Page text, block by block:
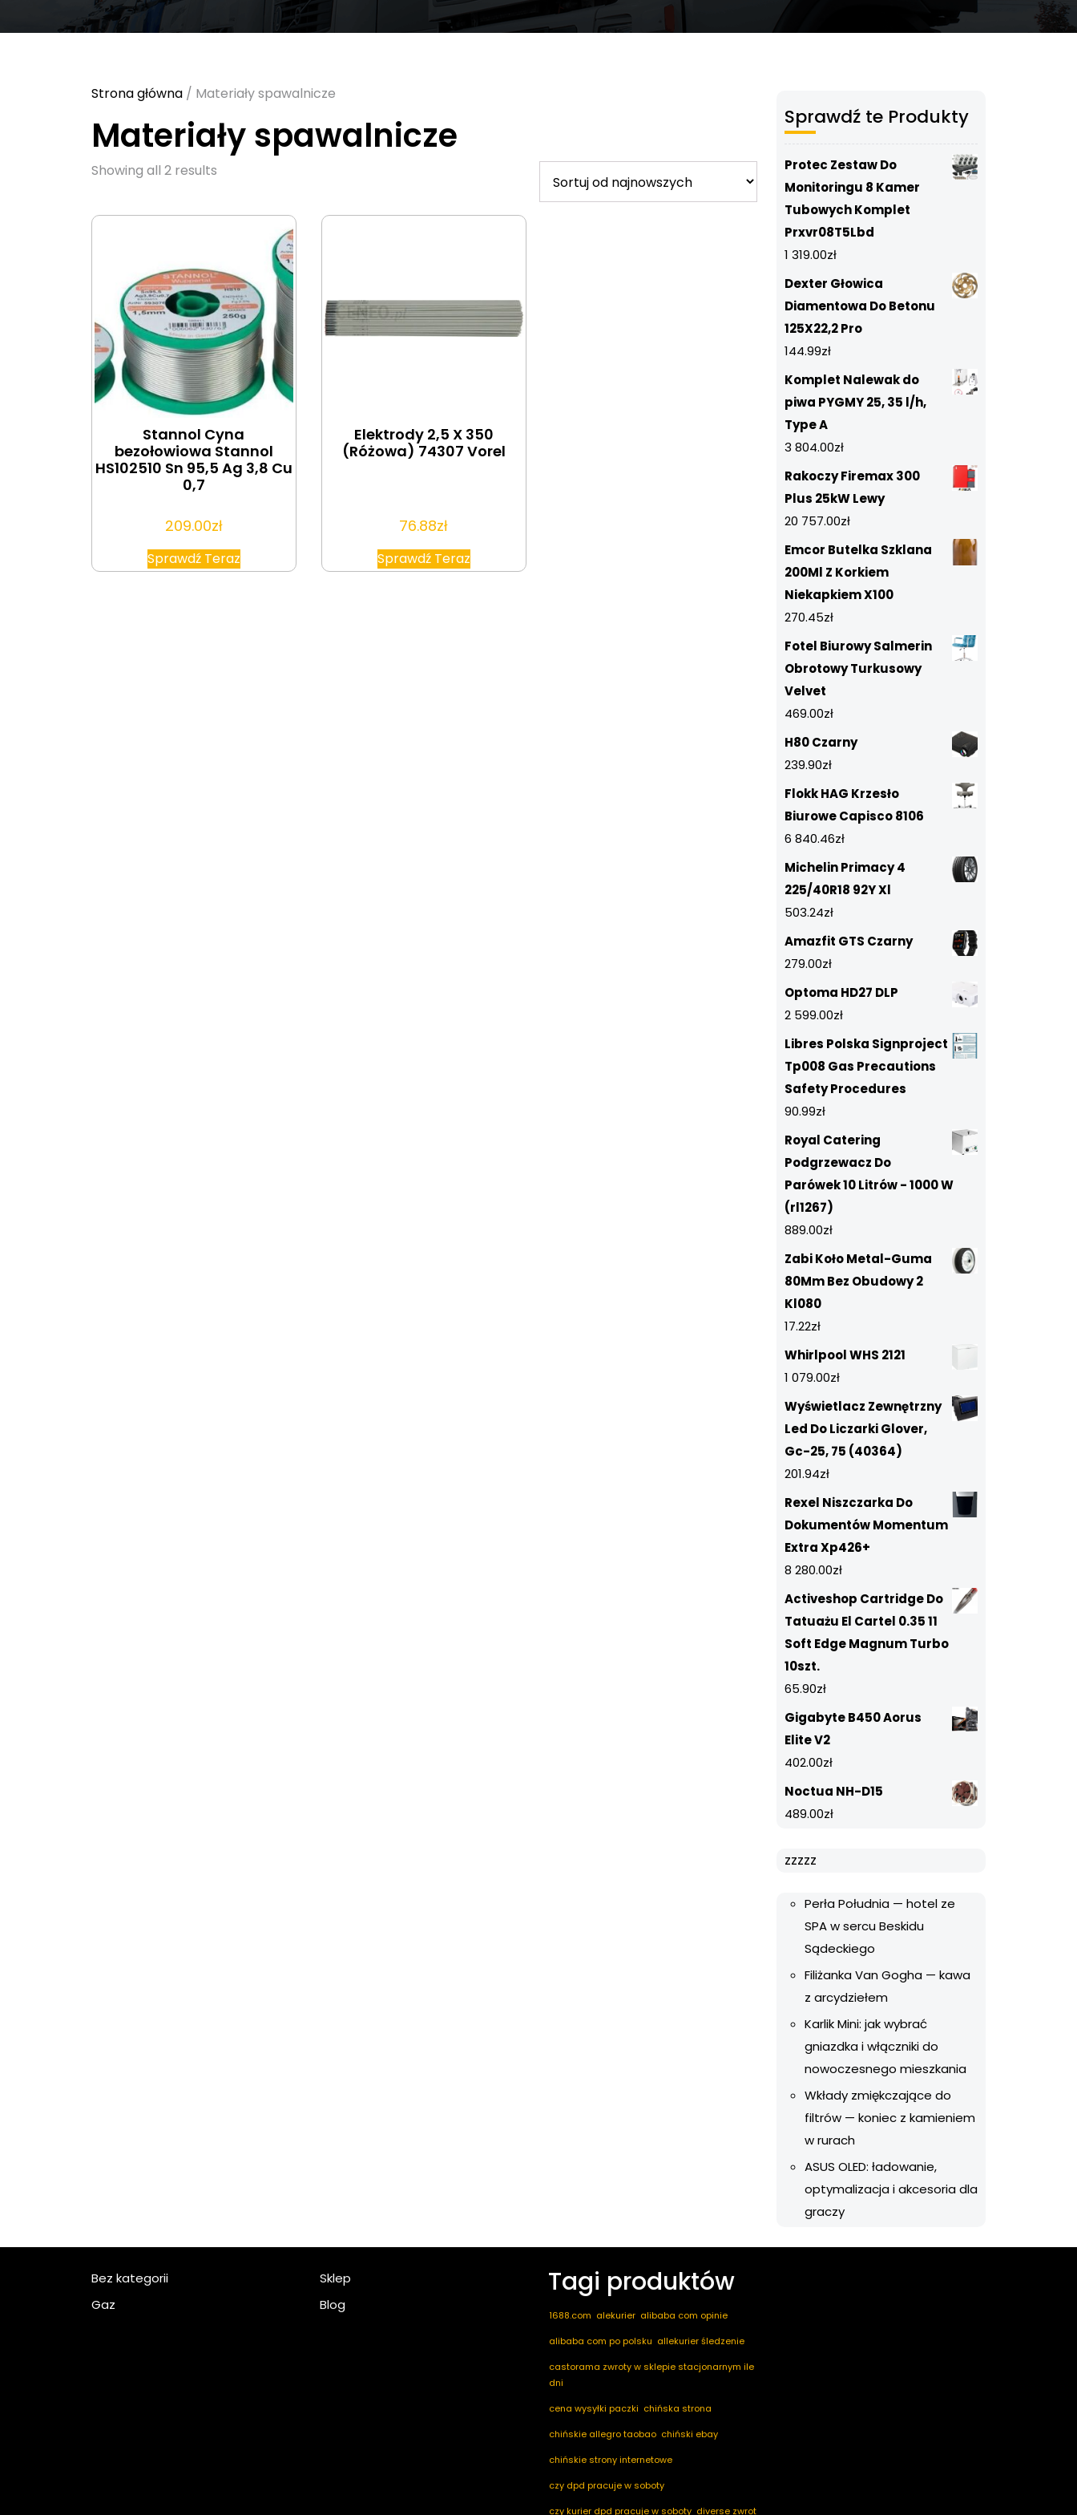
Strona główna / Materiały spawalnicze
Materiały spawalnicze
Showing all 2 results
Stannol Cyna
bezołowiowa Stannol
HS102510 Sn 95,5 Ag 3,8 Cu
0,7
209.00zł
Sprawdź Teraz
Elektrody 2,5 X 350
(Różowa) 74307 Vorel
76.88zł
Sprawdź Teraz
Sprawdź te Produkty
Protec Zestaw Do
Monitoringu 8 Kamer
Tubowych Komplet
Prxvr08T5Lbd
1 319.00zł
Dexter Głowica
Diamentowa Do Betonu
125X22,2 Pro
144.99zł
Komplet Nalewak do
piwa PYGMY 25, 35 l/h,
Type A
3 804.00zł
Rakoczy Firemax 300
Plus 25kW Lewy
20 757.00zł
Emcor Butelka Szklana
200Ml Z Korkiem
Niekapkiem X100
270.45zł
Fotel Biurowy Salmerin
Obrotowy Turkusowy
Velvet
469.00zł
H80 Czarny
239.90zł
Flokk HAG Krzesło
Biurowe Capisco 8106
6 840.46zł
Michelin Primacy 4
225/40R18 92Y Xl
503.24zł
Amazfit GTS Czarny
279.00zł
Optoma HD27 DLP
2 599.00zł
Libres Polska Signproject
Tp008 Gas Precautions
Safety Procedures
90.99zł
Royal Catering
Podgrzewacz Do
Parówek 10 Litrów - 1000 W
(rl1267)
889.00zł
Zabi Koło Metal-Guma
80Mm Bez Obudowy 2
Kl080
17.22zł
Whirlpool WHS 2121
1 079.00zł
Wyświetlacz Zewnętrzny
Led Do Liczarki Glover,
Gc-25, 75 (40364)
201.94zł
Rexel Niszczarka Do
Dokumentów Momentum
Extra Xp426+
8 280.00zł
Activeshop Cartridge Do
Tatuażu El Cartel 0.35 11
Soft Edge Magnum Turbo
10szt.
65.90zł
Gigabyte B450 Aorus
Elite V2
402.00zł
Noctua NH-D15
489.00zł
zzzzz
Perła Południa — hotel ze
SPA w sercu Beskidu
Sądeckiego
Filiżanka Van Gogha — kawa
z arcydziełem
Karlik Mini: jak wybrać
gniazdka i włączniki do
nowoczesnego mieszkania
Wkłady zmiękczające do
filtrów — koniec z kamieniem
w rurach
ASUS OLED: ładowanie,
optymalizacja i akcesoria dla
graczy
Bez kategorii
Gaz
Sklep
Blog
Tagi produktów
1688.com alekurier alibaba com opinie
alibaba com po polsku allekurier śledzenie
castorama zwroty w sklepie stacjonarnym ile
dni
cena wysyłki paczki chińska strona
chińskie allegro taobao chiński ebay
chińskie strony internetowe
czy dpd pracuje w soboty
czy kurier dpd pracuje w soboty diverse zwrot